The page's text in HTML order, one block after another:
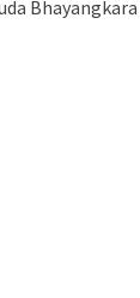
Bhayangkara